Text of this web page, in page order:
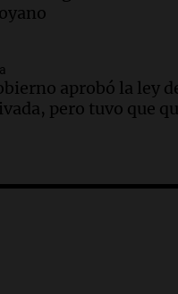
diplomáticas tras
critica represión
otras noticias
a Estados Unidos en
aprobó la ley
pero tuvo que